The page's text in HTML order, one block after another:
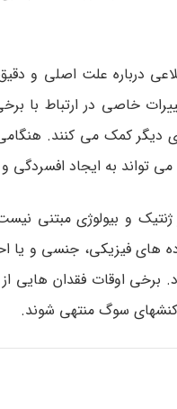
درباره علت اصلی و دقیق
خاصی در ارتباط با
دیگر کمک می­ کنند.
تواند به ایجاد افسردگی و
ژنتیک و بیولوژی مبتنی
های فیزیکی، جنسی و یا
اوقات فقدان­ هایی از
سوگ منتهی شوند.